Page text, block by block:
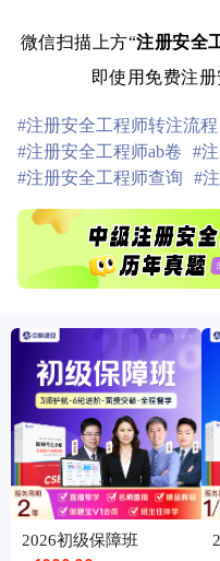
微信扫描上方“注册安全
即使用免费注
#注册安全工程师转注流程
#注册安全工程师ab卷
#
#注册安全工程师查询
#
2026初级保障班